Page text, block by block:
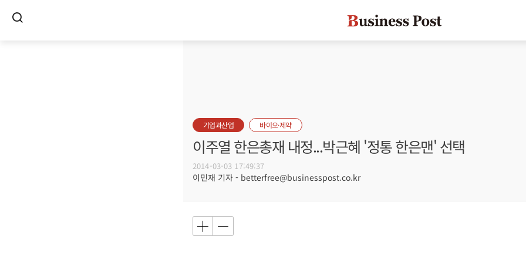
기업과산업 바이오·제약
이주열 한은총재 내정...박근혜 '정통 한은맨' 선택
2014-03-03 17:49:37
이민재 기자 - betterfree@businesspost.co.kr